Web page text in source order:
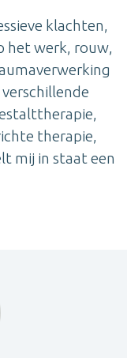
klachten,
het werk, rouw,
therapie,
mij in staat een